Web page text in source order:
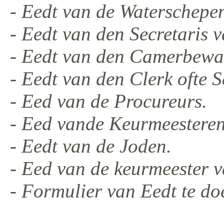
- Eedt van de
- Eedt van den Secretaris
- Eedt van den
- Eedt van den Clerk ofte
- Eed van de Procureurs.
- Eed vande
- Eedt van de Joden.
- Eed van de keurmeester
- Formulier van Eedt te